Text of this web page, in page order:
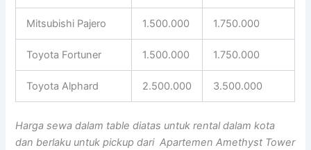
Mitsubishi Pajero 1.500.000 1.750.000
Toyota Fortuner 1.500.000 1.750.000
Toyota Alphard 2.500.000 3.500.000
Harga sewa dalam table diatas untuk rental dalam kota
dan berlaku untuk pickup dari Apartemen Amethyst Tower